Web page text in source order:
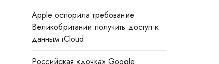
Apple оспорила требование
Великобритании получить доступ к
данным iCloud
Российская «дочка» Google